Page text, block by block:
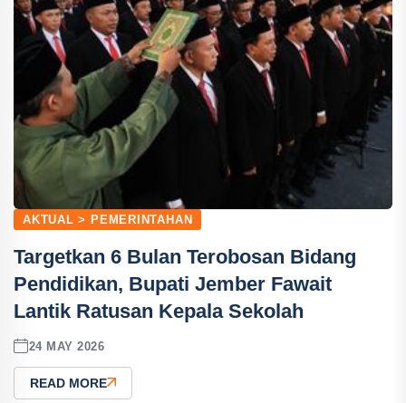
AKTUAL > PEMERINTAHAN
Targetkan 6 Bulan Terobosan Bidang
Pendidikan, Bupati Jember Fawait
Lantik Ratusan Kepala Sekolah
24 MAY 2026
READ MORE